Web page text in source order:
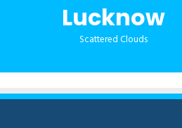
Lucknow
Scattered Clouds